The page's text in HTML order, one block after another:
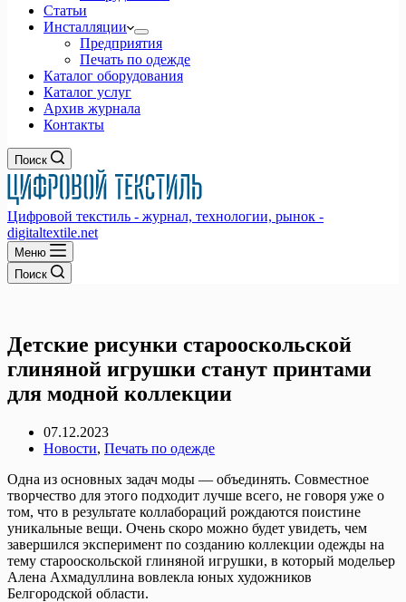
Статьи
Инсталляции
Предприятия
Печать по одежде
Каталог оборудования
Каталог услуг
Архив журнала
Контакты
Поиск
Цифровой текстиль - журнал, технологии, рынок -
digitaltextile.net
Меню
Поиск
Детские рисунки старооскольской
глиняной игрушки станут принтами
для модной коллекции
07.12.2023
Новости, Печать по одежде
Одна из основных задач моды — объединять. Совместное
творчество для этого подходит лучше всего, не говоря уже о
том, что в результате коллабораций рождаются поистине
уникальные вещи. Очень скоро можно будет увидеть, чем
завершился эксперимент по созданию коллекции одежды на
тему старооскольcкой глиняной игрушки, в который модельер
Алена Ахмадуллина вовлекла юных художников
Белгородской области.